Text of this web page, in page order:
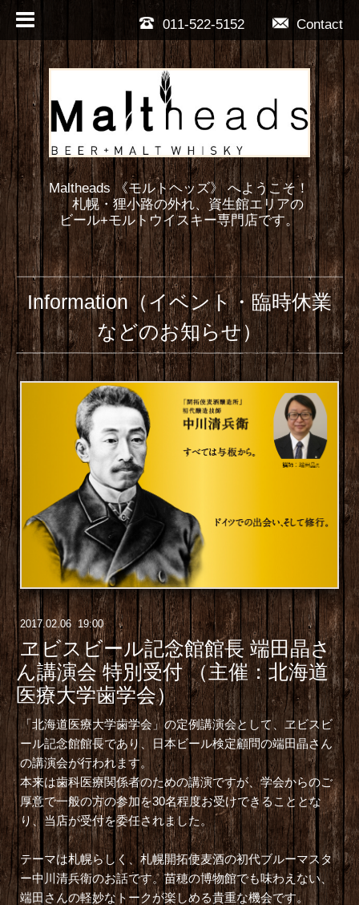
Contact
011-522-5152
Maltheads 《モルトヘッズ》 へようこそ！
札幌・狸小路の外れ、資生館エリアの
ビール+モルトウイスキー専門店です。
Information（イベント・臨時休業
などのお知らせ）
2017.02.06 19:00
ヱビスビール記念館館長 端田晶さ
ん講演会 特別受付 （主催：北海道
医療大学歯学会）
「北海道医療大学歯学会」の定例講演会として、ヱビスビ
ール記念館館長であり、日本ビール検定顧問の端田晶さん
の講演会が行われます。
本来は歯科医療関係者のための講演ですが、学会からのご
厚意で一般の方の参加を30名程度お受けできることとな
り、当店が受付を委任されました。
テーマは札幌らしく、札幌開拓使麦酒の初代ブルーマスタ
ー中川清兵衛のお話です。苗穂の博物館でも味わえない、
端田さんの軽妙なトークが楽しめる貴重な機会です。